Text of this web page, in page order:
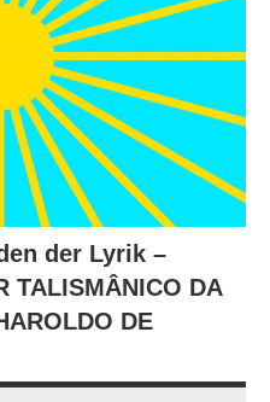
der Lyrik –
TALISMÂNICO DA
DE